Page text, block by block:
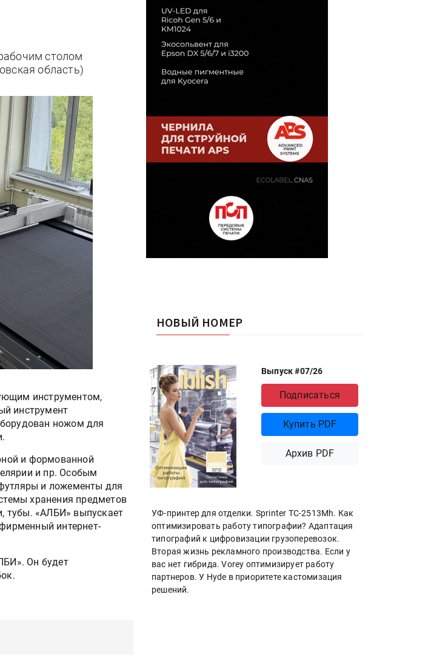
столом
область)
инструментом,
инструмент
ножом для
и формованной
и пр. Особым
и ложементы для
хранения предметов
тубы. «АЛБИ» выпускает
интернет-
Он будет
НОВЫЙ НОМЕР
Выпуск #07/26
Подписаться
Купить PDF
Архив PDF
УФ-принтер для отделки. Sprinter ТС-2513Mh. Как
оптимизировать работу типографии? Адаптация
типографий к цифровизации грузоперевозок.
Вторая жизнь рекламного производства. Если у
вас нет гибрида. Vorey оптимизирует работу
партнеров. У Hyde в приоритете кастомизация
решений.